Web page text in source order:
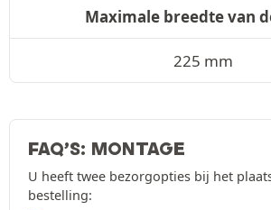
Maximale breedte van
225 mm
FAQ’S: MONTAGE
U heeft twee bezorgopties bij het
bestelling: